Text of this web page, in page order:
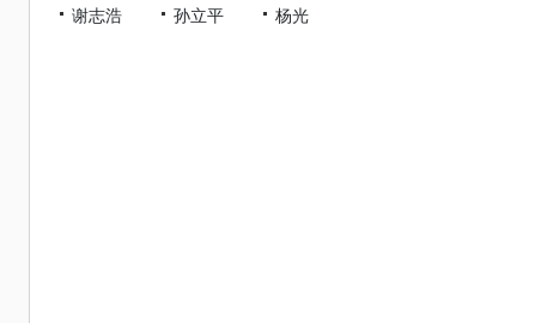
谢志浩
孙立平 杨光